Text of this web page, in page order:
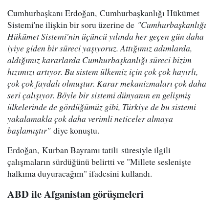
Cumhurbaşkanı Erdoğan, Cumhurbaşkanlığı Hükümet
Sistemi'ne ilişkin bir soru üzerine de "Cumhurbaşkanlığı
Hükümet Sistemi'nin üçüncü yılında her geçen gün daha
iyiye giden bir süreci yaşıyoruz. Attığımız adımlarda,
aldığımız kararlarda Cumhurbaşkanlığı süreci bizim
hızımızı artıyor. Bu sistem ülkemiz için çok çok hayırlı,
çok çok faydalı olmuştur. Karar mekanizmaları çok daha
seri çalışıyor. Böyle bir sistemi dünyanın en gelişmiş
ülkelerinde de gördüğümüz gibi, Türkiye de bu sistemi
yakalamakla çok daha verimli neticeler almaya
başlamıştır"diye konuştu.
Erdoğan, Kurban Bayramı tatili süresiyle ilgili
çalışmaların sürdüğünü belirtti ve "Millete seslenişte
halkıma duyuracağım" ifadesini kullandı.
ABD ile Afganistan görüşmeleri